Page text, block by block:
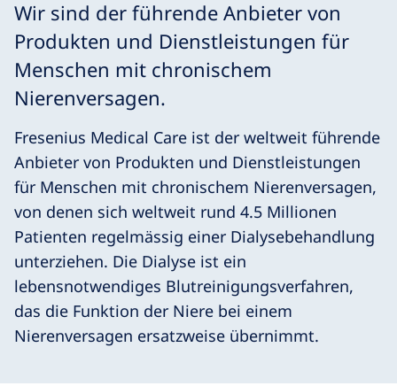
Wir sind der führende Anbieter von
Produkten und Dienstleistungen für
Menschen mit chronischem
Nierenversagen.
Fresenius Medical Care ist der weltweit führende
Anbieter von Produkten und Dienstleistungen
für Menschen mit chronischem Nierenversagen,
von denen sich weltweit rund 4.5 Millionen
Patienten regelmässig einer Dialysebehandlung
unterziehen. Die Dialyse ist ein
lebensnotwendiges Blutreinigungsverfahren,
das die Funktion der Niere bei einem
Nierenversagen ersatzweise übernimmt.